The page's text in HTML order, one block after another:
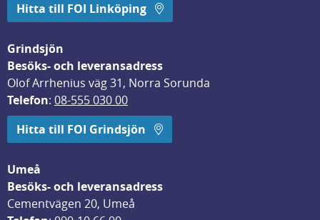
Hitta till FOI Linköping
Grindsjön
Besöks- och leveransadress
Olof Arrhenius väg 31, Norra Sorunda
Telefon: 08-555 030 00
Hitta till FOI Grindsjön
Umeå
Besöks- och leveransadress
Cementvägen 20, Umeå